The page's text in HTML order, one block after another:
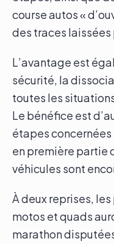
course autos «
des traces laissées
L’avantage est
sécurité, la
toutes les
Le bénéfice est
étapes
en première partie
véhicules sont
À deux reprises,
motos et quads
marathon